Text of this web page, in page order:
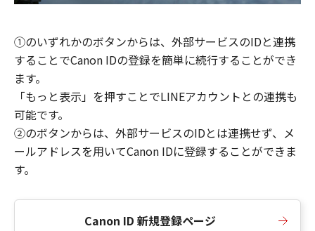
①のいずれかのボタンからは、外部サービスのIDと連携
することでCanon IDの登録を簡単に続行することができ
ます。
「もっと表示」を押すことでLINEアカウントとの連携も
可能です。
②のボタンからは、外部サービスのIDとは連携せず、メ
ールアドレスを用いてCanon IDに登録することができま
す。
Canon ID 新規登録ページ